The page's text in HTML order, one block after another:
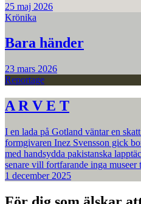
25 maj 2026
Krönika
Bara händer
23 mars 2026
Reportage
A R V E T
I en lada på Gotland väntar en
formgivaren Inez Svensson gick
med handsydda pakistanska
senare vill fortfarande inga museer
1 december 2025